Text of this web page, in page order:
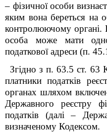
– фізичної особи
яким вона береться на
контролюючому органі.
особа може мати
податкової адреси (п.
Згідно з п. 63.5 ст. 63
платники податків
органах шляхом
Державного реєстру
податків (далі –
визначеному Кодексом.